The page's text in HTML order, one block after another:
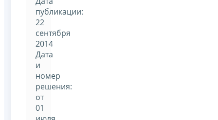
публикации:
22
сентября
2014
Дата
и
номер
решения:
от
01